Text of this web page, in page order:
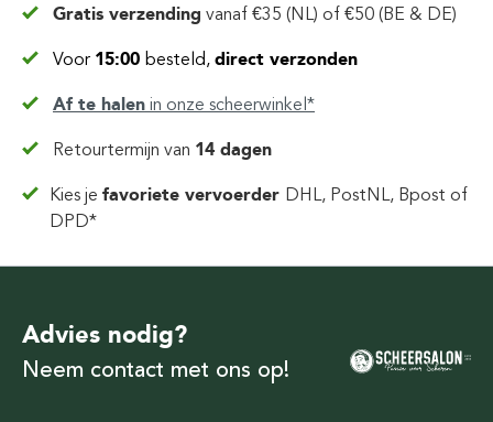
Gratis verzending vanaf €35 (NL) of €50 (BE & DE)
Voor 15:00 besteld, direct verzonden
Af te halen in onze scheerwinkel*
Retourtermijn van 14 dagen
Kies jefavoriete vervoerder DHL, PostNL, Bpost of
DPD*
Advies nodig?
Neem contact met ons op!